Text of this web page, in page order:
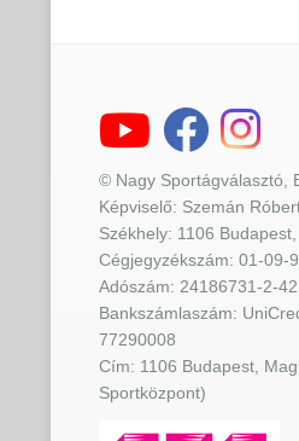
© Nagy Sportágválasztó,
Képviselő: Szemán
Székhely: 1106
Cégjegyzékszám: 01-09-
Adószám: 24186731-2-42
Bankszámlaszám:
77290008
Cím: 1106 Budapest,
Sportközpont)